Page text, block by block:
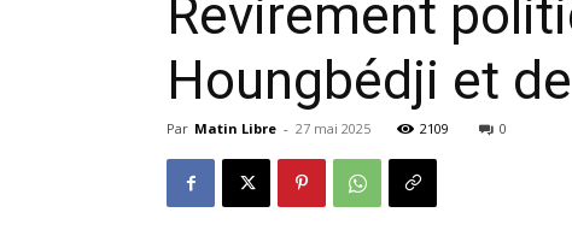
Revirement
Houngbédji et
Par Matin Libre - 27 mai 2025 2109 0